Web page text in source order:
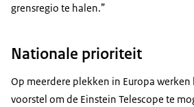
grensregio te halen.”
Nationale prioriteit
Op meerdere plekken in Europa
voorstel om de Einstein Telescope te